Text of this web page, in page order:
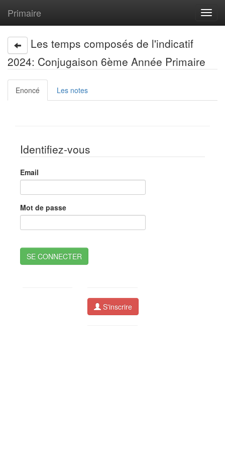
Primaire
Les temps composés de l'indicatif
2024: Conjugaison 6ème Année Primaire
Enoncé Les notes
Identifiez-vous
Email
Mot de passe
SE CONNECTER
S'inscrire